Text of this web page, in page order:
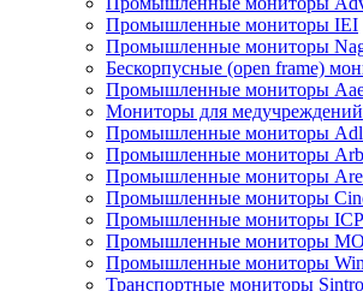
Промышленные мониторы IEI
Промышленные мониторы
Бескорпусные (open frame)
Промышленные мониторы
Мониторы для медучреждений
Промышленные мониторы
Промышленные мониторы
Промышленные мониторы
Промышленные мониторы
Промышленные мониторы
Промышленные мониторы
Промышленные мониторы
Транспортные мониторы